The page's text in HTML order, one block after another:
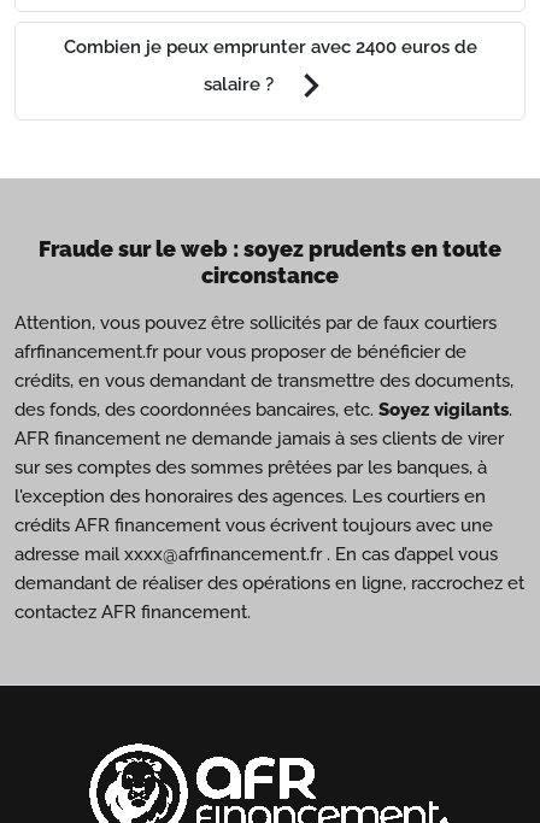
Combien je peux emprunter avec 2400 euros de
salaire ?
chevron_right
Fraude sur le web : soyez prudents en toute
circonstance
Attention, vous pouvez être sollicités par de faux courtiers
afrfinancement.fr pour vous proposer de bénéficier de
crédits, en vous demandant de transmettre des documents,
des fonds, des coordonnées bancaires, etc. Soyez vigilants.
AFR financement ne demande jamais à ses clients de virer
sur ses comptes des sommes prêtées par les banques, à
l'exception des honoraires des agences. Les courtiers en
crédits AFR financement vous écrivent toujours avec une
adresse mail xxxx@afrfinancement.fr . En cas d’appel vous
demandant de réaliser des opérations en ligne, raccrochez et
contactez AFR financement.